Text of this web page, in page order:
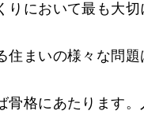
において最も大
住まいの様々な問
骨格にあたります